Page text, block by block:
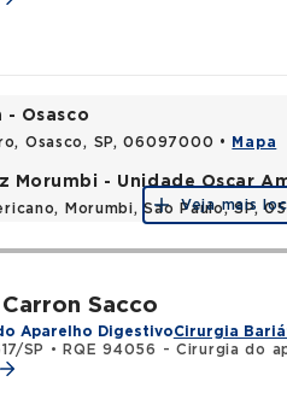
Osasco
Osasco, SP, 06097000 • Mapa
Morumbi - Unidade Oscar
Morumbi, Sao Paulo, SP,
Veja mais
Sacco
Aparelho DigestivoCirurgia
SP
•
RQE 94056 - Cirurgia do